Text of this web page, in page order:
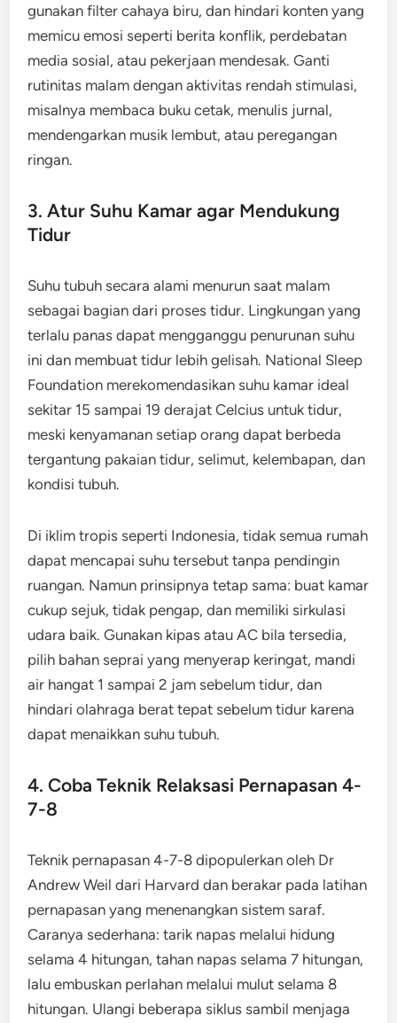
gunakan filter cahaya biru, dan hindari konten yang
memicu emosi seperti berita konflik, perdebatan
media sosial, atau pekerjaan mendesak. Ganti
rutinitas malam dengan aktivitas rendah stimulasi,
misalnya membaca buku cetak, menulis jurnal,
mendengarkan musik lembut, atau peregangan
ringan.
3. Atur Suhu Kamar agar Mendukung
Tidur
Suhu tubuh secara alami menurun saat malam
sebagai bagian dari proses tidur. Lingkungan yang
terlalu panas dapat mengganggu penurunan suhu
ini dan membuat tidur lebih gelisah. National Sleep
Foundation merekomendasikan suhu kamar ideal
sekitar 15 sampai 19 derajat Celcius untuk tidur,
meski kenyamanan setiap orang dapat berbeda
tergantung pakaian tidur, selimut, kelembapan, dan
kondisi tubuh.
Di iklim tropis seperti Indonesia, tidak semua rumah
dapat mencapai suhu tersebut tanpa pendingin
ruangan. Namun prinsipnya tetap sama: buat kamar
cukup sejuk, tidak pengap, dan memiliki sirkulasi
udara baik. Gunakan kipas atau AC bila tersedia,
pilih bahan seprai yang menyerap keringat, mandi
air hangat 1 sampai 2 jam sebelum tidur, dan
hindari olahraga berat tepat sebelum tidur karena
dapat menaikkan suhu tubuh.
4. Coba Teknik Relaksasi Pernapasan 4-
7-8
Teknik pernapasan 4-7-8 dipopulerkan oleh Dr
Andrew Weil dari Harvard dan berakar pada latihan
pernapasan yang menenangkan sistem saraf.
Caranya sederhana: tarik napas melalui hidung
selama 4 hitungan, tahan napas selama 7 hitungan,
lalu embuskan perlahan melalui mulut selama 8
hitungan. Ulangi beberapa siklus sambil menjaga